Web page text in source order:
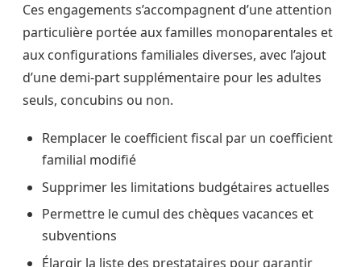
Ces engagements s’accompagnent d’une attention
particulière portée aux familles monoparentales et
aux configurations familiales diverses, avec l’ajout
d’une demi-part supplémentaire pour les adultes
seuls, concubins ou non.
Remplacer le coefficient fiscal par un coefficient
familial modifié
Supprimer les limitations budgétaires actuelles
Permettre le cumul des chèques vacances et
subventions
Élargir la liste des prestataires pour garantir